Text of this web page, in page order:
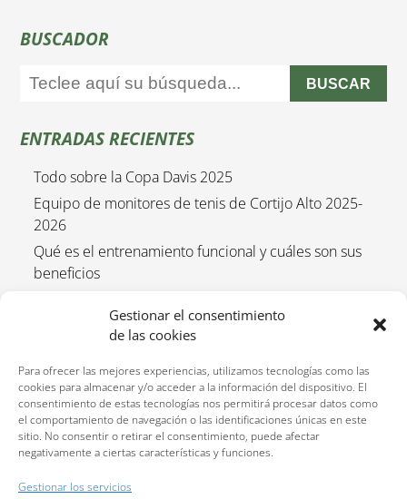
Gestionar el consentimiento
de las cookies
Para ofrecer las mejores experiencias, utilizamos tecnologías como las
cookies para almacenar y/o acceder a la información del dispositivo. El
consentimiento de estas tecnologías nos permitirá procesar datos como
el comportamiento de navegación o las identificaciones únicas en este
sitio. No consentir o retirar el consentimiento, puede afectar
negativamente a ciertas características y funciones.
Gestionar los servicios
BUSCADOR
BUSCAR
ENTRADAS RECIENTES
Todo sobre la Copa Davis 2025
Equipo de monitores de tenis de Cortijo Alto 2025-
2026
Qué es el entrenamiento funcional y cuáles son sus
beneficios
Entrenamiento funcional para niños 2025-2026